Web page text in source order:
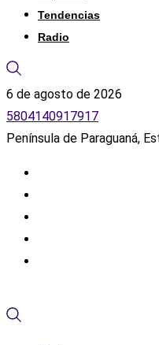
Tendencias
Radio
6 de agosto de 2026
5804140917917
Península de Paraguaná,